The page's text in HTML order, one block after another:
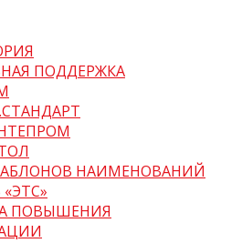
ПОДДЕРЖКА
НАИМЕНОВАНИЙ
ПОВЫШЕНИЯ